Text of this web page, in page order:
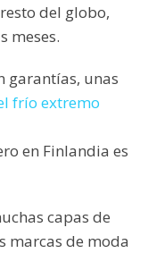
del globo,
meses.
garantías, unas
frío extremo
en Finlandia es
capas de
marcas de moda